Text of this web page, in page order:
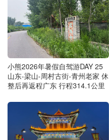
小熊2026年暑假自驾游DAY 25
山东-梁山-周村古街-青州老家 休
整后再返程广东 行程314.1公里